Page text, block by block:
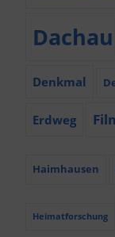
Dachau
Denkmal
Erdweg
Haimhausen
Heimatforschung